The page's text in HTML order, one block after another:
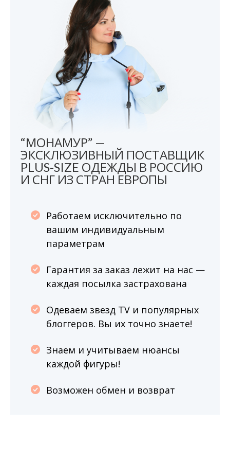
“МОНАМУР” —
ЭКСКЛЮЗИВНЫЙ ПОСТАВЩИК
PLUS-SIZE ОДЕЖДЫ В РОССИЮ
И СНГ ИЗ СТРАН ЕВРОПЫ
Работаем исключительно по
вашим индивидуальным
параметрам
Гарантия за заказ лежит на нас —
каждая посылка застрахована
Одеваем звезд TV и популярных
блоггеров. Вы их точно знаете!
Знаем и учитываем нюансы
каждой фигуры!
Возможен обмен и возврат